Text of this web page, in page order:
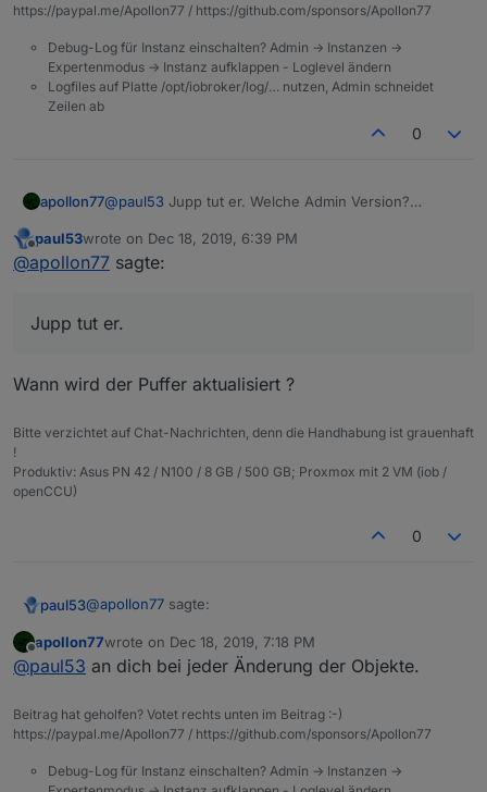
https://paypal.me/Apollon77 / https://github.com/sponsors/Apollon77
Debug-Log für Instanz einschalten? Admin -> Instanzen ->
Expertenmodus -> Instanz aufklappen - Loglevel ändern
Logfiles auf Platte /opt/iobroker/log/… nutzen, Admin schneidet
Zeilen ab
0
apollon77@paul53 Jupp tut er. Welche Admin Version?
Offline
paul53wrote on Dec 18, 2019, 6:39 PM
last edited by
@apollon77 sagte:
Jupp tut er.
Wann wird der Puffer aktualisiert ?
Bitte verzichtet auf Chat-Nachrichten, denn die Handhabung ist grauenhaft
!
Produktiv: Asus PN 42 / N100 / 8 GB / 500 GB; Proxmox mit 2 VM (iob /
openCCU)
0
paul53@apollon77 sagte:
Jupp tut er.
Wann wird der Puffer aktualisiert ?
Offline
apollon77wrote on Dec 18, 2019, 7:18 PM
last edited by
@paul53 an dich bei jeder Änderung der Objekte.
Beitrag hat geholfen? Votet rechts unten im Beitrag :-)
https://paypal.me/Apollon77 / https://github.com/sponsors/Apollon77
Debug-Log für Instanz einschalten? Admin -> Instanzen ->